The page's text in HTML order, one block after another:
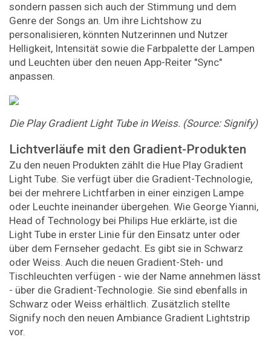
sondern passen sich auch der Stimmung und dem
Genre der Songs an. Um ihre Lichtshow zu
personalisieren, könnten Nutzerinnen und Nutzer
Helligkeit, Intensität sowie die Farbpalette der Lampen
und Leuchten über den neuen App-Reiter "Sync"
anpassen.
Die Play Gradient Light Tube in Weiss. (Source: Signify)
Lichtverläufe mit den Gradient-Produkten
Zu den neuen Produkten zählt die Hue Play Gradient
Light Tube. Sie verfügt über die Gradient-Technologie,
bei der mehrere Lichtfarben in einer einzigen Lampe
oder Leuchte ineinander übergehen. Wie George Yianni,
Head of Technology bei Philips Hue erklärte, ist die
Light Tube in erster Linie für den Einsatz unter oder
über dem Fernseher gedacht. Es gibt sie in Schwarz
oder Weiss. Auch die neuen Gradient-Steh- und
Tischleuchten verfügen - wie der Name annehmen lässt
- über die Gradient-Technologie. Sie sind ebenfalls in
Schwarz oder Weiss erhältlich. Zusätzlich stellte
Signify noch den neuen Ambiance Gradient Lightstrip
vor.